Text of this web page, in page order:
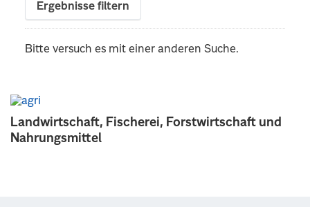
Landwirtschaft, Fischerei, Forstwirtschaft und
Nahrungsmittel
Ergebnisse filtern
Bitte versuch es mit einer anderen Suche.